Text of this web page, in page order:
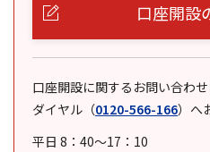
口座開設
口座開設に関するお問い合わ
ダイヤル （0120-566-166） へ
平日 8：40～17：10